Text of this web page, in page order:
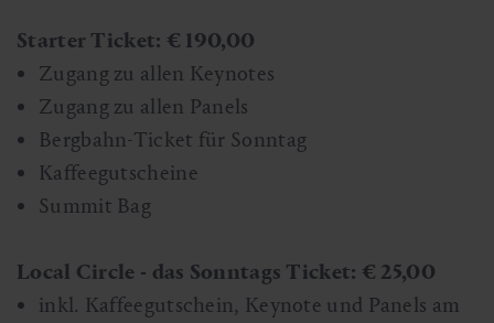
Starter Ticket: € 190,00
Zugang zu allen Keynotes
Zugang zu allen Panels
Bergbahn-Ticket für Sonntag
Kaffeegutscheine
Summit Bag
Local Circle - das Sonntags Ticket: € 25,00
inkl. Kaffeegutschein, Keynote und Panels am